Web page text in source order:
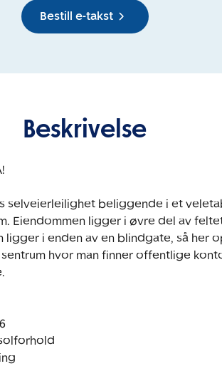
Bestill e-takst
Beskrivelse
selveierleilighet beliggende i et
Eiendommen ligger i øvre del av
i enden av en blindgate, så her
hvor man finner offentlige